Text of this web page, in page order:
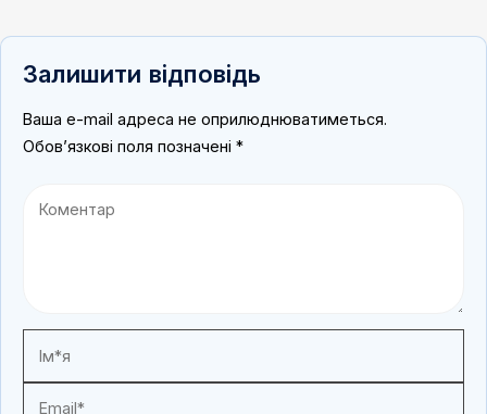
Залишити відповідь
Ваша e-mail адреса не оприлюднюватиметься.
Обов’язкові поля позначені *